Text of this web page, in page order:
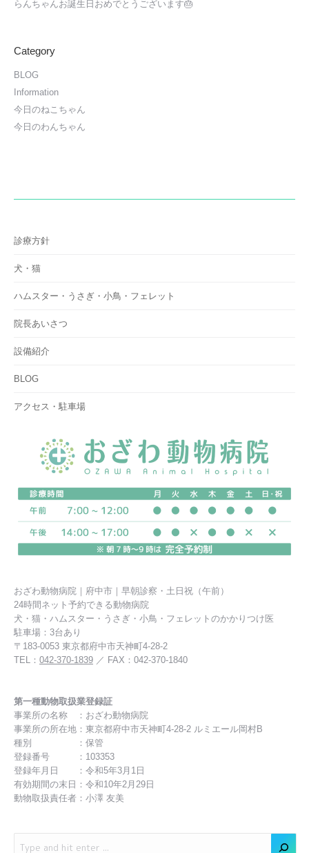
らんちゃんお誕生日おめでとうございます🎂
Category
BLOG
Information
今日のねこちゃん
今日のわんちゃん
診療方針
犬・猫
ハムスター・うさぎ・小鳥・フェレット
院長あいさつ
設備紹介
BLOG
アクセス・駐車場
おざわ動物病院｜府中市｜早朝診察・土日祝（午前）
24時間ネット予約できる動物病院
犬・猫・ハムスター・うさぎ・小鳥・フェレットのかかりつけ医
駐車場：3台あり
〒183-0053 東京都府中市天神町4-28-2
TEL： 042-370-1839 ／ FAX：042-370-1840
第一種動物取扱業登録証
事業所の名称 ：おざわ動物病院
事業所の所在地：東京都府中市天神町4-28-2 ルミエール岡村B
種別 ：保管
登録番号 ：103353
登録年月日 ：令和5年3月1日
有効期間の末日：令和10年2月29日
動物取扱責任者：小澤 友美